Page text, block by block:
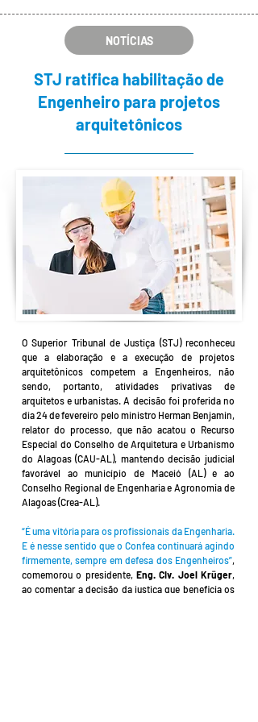
NOTÍCIAS
STJ ratifica habilitação de
Engenheiro para projetos
arquitetônicos
O Superior Tribunal de Justiça (STJ) reconheceu
que a elaboração e a execução de projetos
arquitetônicos competem a Engenheiros, não
sendo, portanto, atividades privativas de
arquitetos e urbanistas. A decisão foi proferida no
dia 24 de fevereiro pelo ministro Herman Benjamin,
relator do processo, que não acatou o Recurso
Especial do Conselho de Arquitetura e Urbanismo
do Alagoas (CAU-AL), mantendo decisão judicial
favorável ao município de Maceió (AL) e ao
Conselho Regional de Engenharia e Agronomia de
Alagoas (Crea-AL).
“É uma vitória para os profissionais da Engenharia.
E é nesse sentido que o Confea continuará agindo
firmemente, sempre em defesa dos Engenheiros”,
comemorou o presidente, Eng. Civ. Joel Krüger,
ao comentar a decisão da justiça que beneficia os